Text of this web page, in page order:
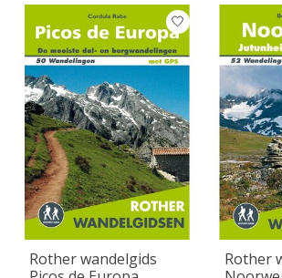
Rother wandelgids
Rother